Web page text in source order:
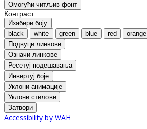
Oмогући читљив фонт
Контраст
Изабери боју
black
white green blue red orange
Подвуци линкове
Означи линкове
Ресетуј подешавања
Инвертуј боје
Уклони анимације
Уклони стилове
Затвори
Accessibility by WAH